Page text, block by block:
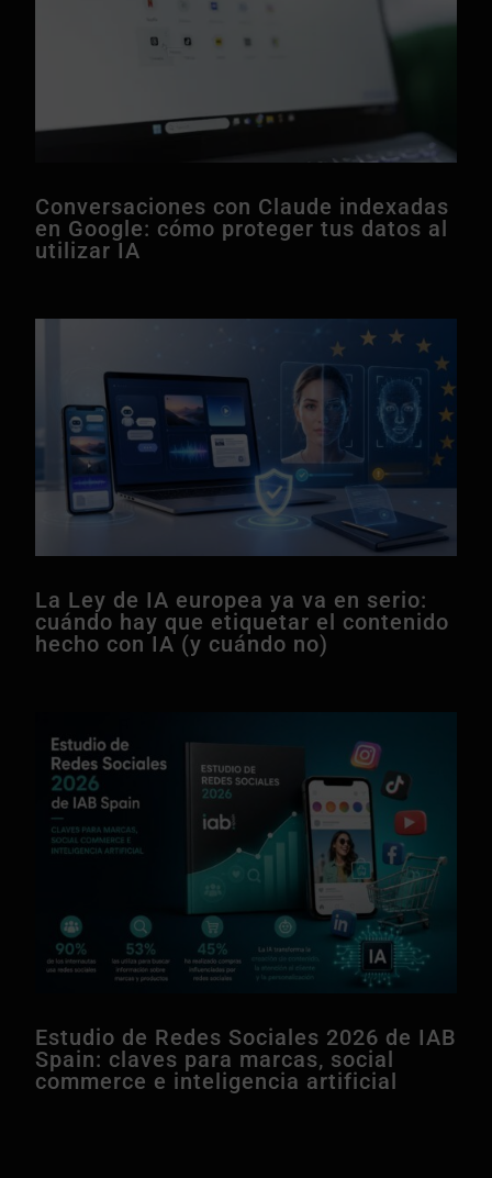
Conversaciones con Claude indexadas
en Google: cómo proteger tus datos al
utilizar IA
La Ley de IA europea ya va en serio:
cuándo hay que etiquetar el contenido
hecho con IA (y cuándo no)
Estudio de Redes Sociales 2026 de IAB
Spain: claves para marcas, social
commerce e inteligencia artificial